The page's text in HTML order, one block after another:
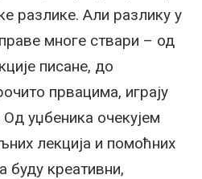
разлике. Али разлику у
многе ствари – од
писане, до
првацима, играју
Од уџбеника очекујем
лекција и помоћних
буду креативни,